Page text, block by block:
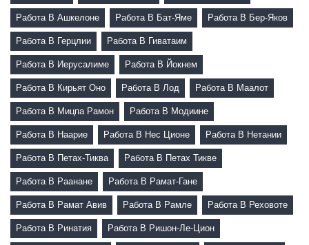
Работа В Ашкелоне Работа В Бат-Яме Работа В Бер-Яков
Работа В Герцлии Работа В Гиватаим
Работа В Иерусалиме Работа В Йокнем
Работа В Кирьят Оно Работа В Лод Работа В Маалот
Работа В Мицпа Рамон Работа В Модиине
Работа В Наарие Работа В Нес Ционе Работа В Нетании
Работа В Петах-Тиква Работа В Петах Тикве
Работа В Раанане Работа В Рамат-Гане
Работа В Рамат Авив Работа В Рамле Работа В Реховоте
Работа В Ринатия Работа В Ришон-Ле-Цион